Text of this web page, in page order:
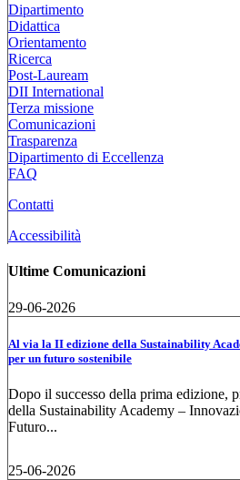
Dipartimento
Didattica
Orientamento
Ricerca
Post-Lauream
DII International
Terza missione
Comunicazioni
Trasparenza
Dipartimento di Eccellenza
FAQ
Contatti
Accessibilità
Ultime Comunicazioni
29-06-2026
Al via la II edizione della Sustainability
per un futuro sostenibile
Dopo il successo della prima edizione,
della Sustainability Academy –
Futuro...
25-06-2026